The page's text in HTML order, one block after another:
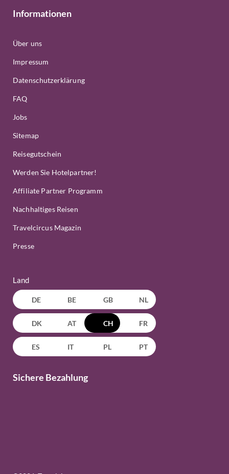
Informationen
Über uns
Impressum
Datenschutzerklärung
FAQ
Jobs
Sitemap
Reisegutschein
Werden Sie Hotelpartner!
Affiliate Partner Programm
Nachhaltiges Reisen
Travelcircus Magazin
Presse
Land
DE BE GB NL
DK AT CH FR
ES IT PL PT
Sichere Bezahlung